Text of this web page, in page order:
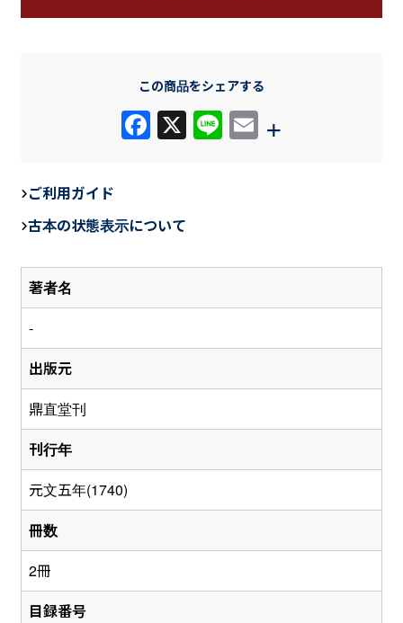
著者名
-
出版元
鼎直堂刊
刊行年
元文五年(1740)
冊数
2冊
目録番号
この商品をシェアする
F
e
b
o
o
X Li E
+
ご利用ガイド
古本の状態表示について